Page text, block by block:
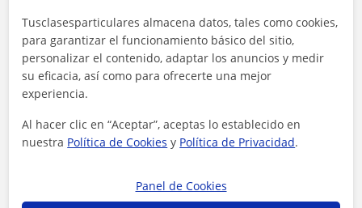
Tarifa 13€/h
1ª clase gratis
Tusclasesparticulares almacena datos, tales como cookies,
para garantizar el funcionamiento básico del sitio,
personalizar el contenido, adaptar los anuncios y medir
su eficacia, así como para ofrecerte una mejor
experiencia.
Al hacer clic en “Aceptar”, aceptas lo establecido en
nuestra Política de Cookies y Política de Privacidad.
Panel de Cookies